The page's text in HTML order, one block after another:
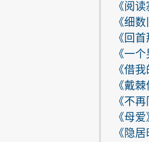
《阅
《细
《回
《一
《借
《戴
《不
《母
《隐